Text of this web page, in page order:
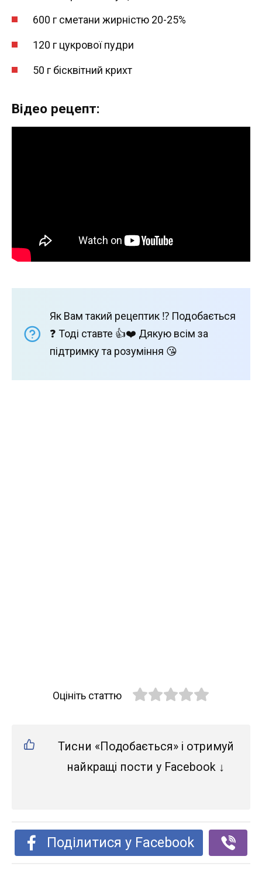
600 г сметани жирністю 20-25%
120 г цукрової пудри
50 г бісквітний крихт
Відео рецепт:
Як Вам такий рецептик ⁉️ Подобається
❓ Тоді ставте 👍❤️ Дякую всім за
підтримку та розуміння 😘
Оцініть статтю
Тисни «Подобається» і отримуй
найкращі пости у Facebook ↓
Поділитися у Facebook